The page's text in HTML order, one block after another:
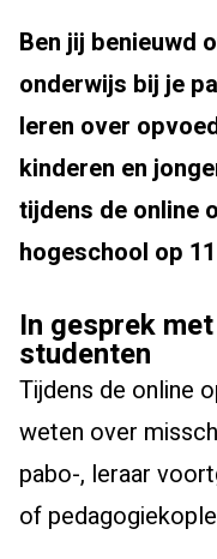
Ben jij benieuwd
onderwijs bij je
leren over
kinderen en
tijdens de online
hogeschool op
In gesprek
studenten
Tijdens de online
weten over
pabo-, leraar
of